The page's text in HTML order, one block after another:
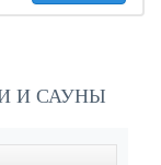
И САУНЫ